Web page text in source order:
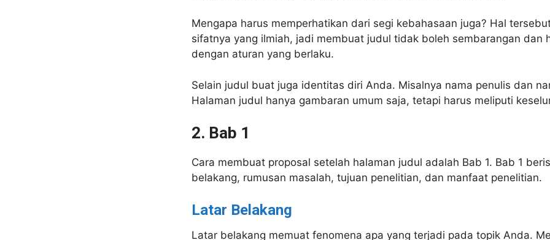
Mengapa harus memperhatikan dari segi kebahasaan juga? Hal
sifatnya yang ilmiah, jadi membuat judul tidak boleh sembarangan dan
dengan aturan yang berlaku.
Selain judul buat juga identitas diri Anda. Misalnya nama penulis dan
Halaman judul hanya gambaran umum saja, tetapi harus meliputi
2. Bab 1
Cara membuat proposal setelah halaman judul adalah Bab 1. Bab 1
belakang, rumusan masalah, tujuan penelitian, dan manfaat penelitian.
Latar Belakang
Latar belakang memuat fenomena apa yang terjadi pada topik Anda.